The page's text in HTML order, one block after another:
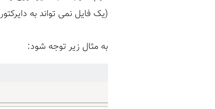
(یک فایل نمی تواند به
به مثال زیر توجه شود: